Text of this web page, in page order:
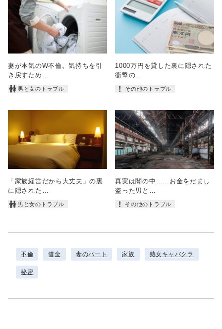
妻が本気のW不倫。気持ちを引
き戻すため…
男と女のトラブル
1000万円を貸した裏に隠された
衝撃の…
その他のトラブル
「家族経営だから大丈夫」の裏
に隠された…
男と女のトラブル
真実は闇の中……お金をだまし
盗った男と…
その他のトラブル
不倫 借金 妻のパート 家族 熟女キャバクラ
秘密